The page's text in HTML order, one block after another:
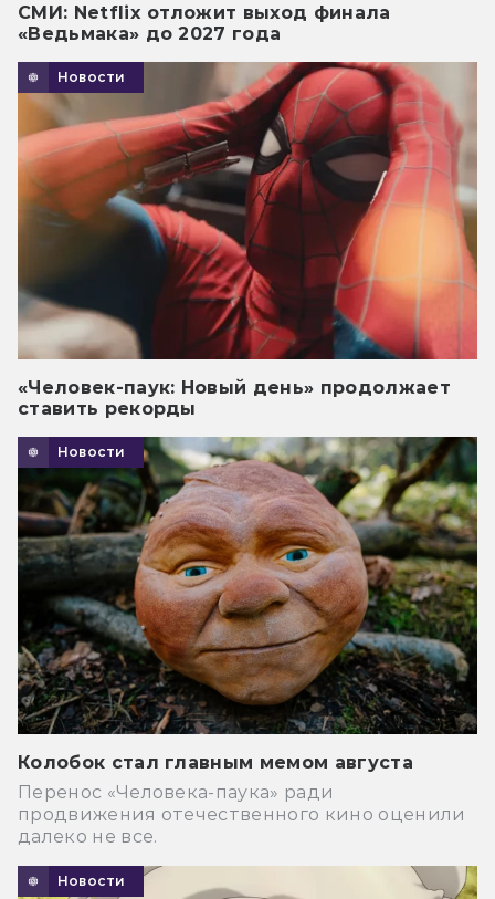
СМИ: Netflix отложит выход финала
«Ведьмака» до 2027 года
Новости
«Человек-паук: Новый день» продолжает
ставить рекорды
Новости
Колобок стал главным мемом августа
Перенос «Человека-паука» ради
продвижения отечественного кино оценили
далеко не все.
Новости